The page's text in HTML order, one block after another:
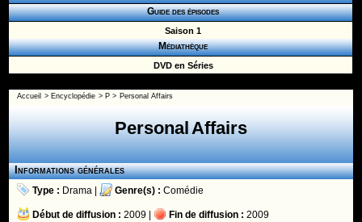
Guide des épisodes
Saison 1
Médiathèque
DVD en Séries
Accueil > Encyclopédie > P > Personal Affairs
Personal Affairs
Informations générales
Type : Drama | Genre(s) : Comédie
Début de diffusion : 2009 | Fin de diffusion : 2009